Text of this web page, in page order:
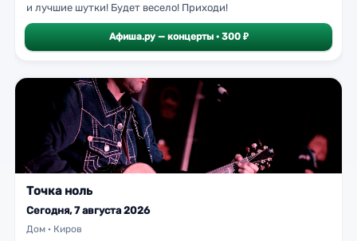
и лучшие шутки! Будет весело! Приходи!
Афиша.ру — концерты · 300 ₽
Точка ноль
Сегодня, 7 августа 2026
Дом · Киров